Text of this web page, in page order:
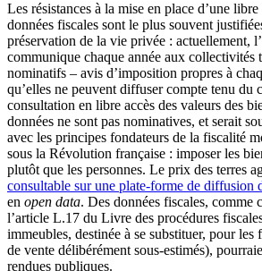
Les résistances à la mise en place d’une
données fiscales sont le plus souvent
préservation de la vie privée : actuellement,
communique chaque année aux collectivités
nominatifs – avis d’imposition propres à
qu’elles ne peuvent diffuser compte tenu du
consultation en libre accès des valeurs des
données ne sont pas nominatives, et serait
avec les principes fondateurs de la fiscalité
sous la Révolution française : imposer les
plutôt que les personnes. Le prix des terres
consultable sur une plate-forme de diffusion
en open data. Des données fiscales, comme
l’article L.17 du Livre des procédures
immeubles, destinée à se substituer, pour
de vente délibérément sous-estimés),
rendues publiques.